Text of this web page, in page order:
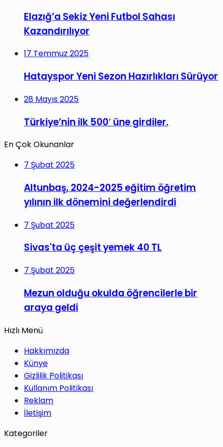
Elazığ’a Sekiz Yeni Futbol Sahası
Kazandırılıyor
17 Temmuz 2025
Hatayspor Yeni Sezon Hazırlıkları Sürüyor
28 Mayıs 2025
Türkiye’nin ilk 500′ üne girdiler.
En Çok Okunanlar
7 Şubat 2025
Altunbaş, 2024-2025 eğitim öğretim
yılının ilk dönemini değerlendirdi
7 Şubat 2025
Sivas'ta üç çeşit yemek 40 TL
7 Şubat 2025
Mezun olduğu okulda öğrencilerle bir
araya geldi
Hızlı Menü
Hakkımızda
Künye
Gizlilik Politikası
Kullanım Politikası
Reklam
İletişim
Kategoriler